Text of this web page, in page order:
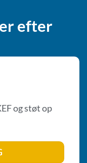
efter
og støt op